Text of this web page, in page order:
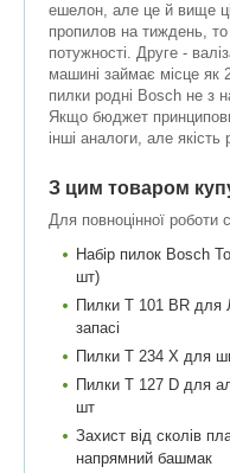
ешелон, але це й вище
пропилов на тиждень,
потужності. Друге -
машині займає місце як
пилки родні Bosch не з
Якщо бюджет
інші аналоги, але
З цим товаром
Для повноцінної роботи
Набір пилок Bosch
шт)
Пилки T 101 BR для
запасі
Пилки T 234 X для
Пилки T 127 D для
шт
Захист від сколів
напрямний башмак